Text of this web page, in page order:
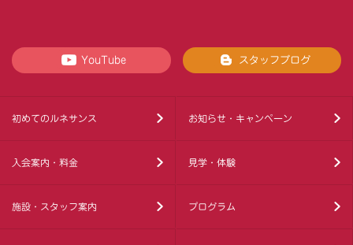
YouTube スタッフブログ
初めてのルネサンス お知らせ・キャンペーン
入会案内・料金 見学・体験
施設・スタッフ案内 プログラム